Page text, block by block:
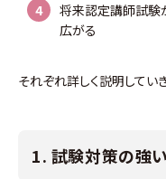
将来認定講師試験
広がる
それぞれ詳しく説明してい
1. 試験対策の強